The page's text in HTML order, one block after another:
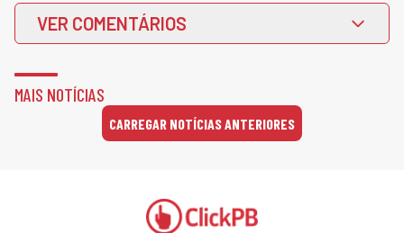
VER COMENTÁRIOS
MAIS NOTÍCIAS
CARREGAR NOTÍCIAS ANTERIORES